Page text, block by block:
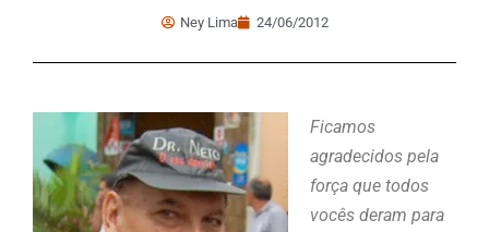
Ney Lima 24/06/2012
Ficamos
agradecidos pela
força que todos
vocês deram para